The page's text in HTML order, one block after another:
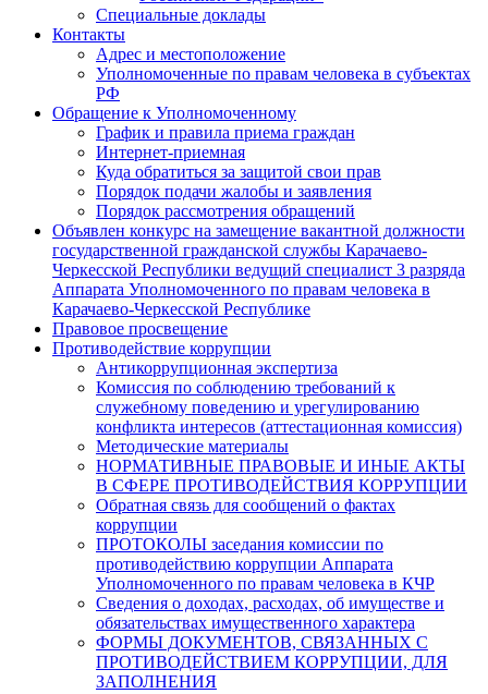
Специальные доклады
Контакты
Адрес и местоположение
Уполномоченные по правам человека в субъектах
РФ
Обращение к Уполномоченному
График и правила приема граждан
Интернет-приемная
Куда обратиться за защитой свои прав
Порядок подачи жалобы и заявления
Порядок рассмотрения обращений
Объявлен конкурс на замещение вакантной должности
государственной гражданской службы Карачаево-
Черкесской Республики ведущий специалист 3 разряда
Аппарата Уполномоченного по правам человека в
Карачаево-Черкесской Республике
Правовое просвещение
Противодействие коррупции
Антикоррупционная экспертиза
Комиссия по соблюдению требований к
служебному поведению и урегулированию
конфликта интересов (аттестационная комиссия)
Методические материалы
НОРМАТИВНЫЕ ПРАВОВЫЕ И ИНЫЕ АКТЫ
В СФЕРЕ ПРОТИВОДЕЙСТВИЯ КОРРУПЦИИ
Обратная связь для сообщений о фактах
коррупции
ПРОТОКОЛЫ заседания комиссии по
противодействию коррупции Аппарата
Уполномоченного по правам человека в КЧР
Сведения о доходах, расходах, об имуществе и
обязательствах имущественного характера
ФОРМЫ ДОКУМЕНТОВ, СВЯЗАННЫХ С
ПРОТИВОДЕЙСТВИЕМ КОРРУПЦИИ, ДЛЯ
ЗАПОЛНЕНИЯ